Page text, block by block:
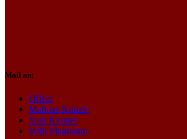
Mail an:
Office
Mathias Künzle
Tom Kramer
Willi Plaumann